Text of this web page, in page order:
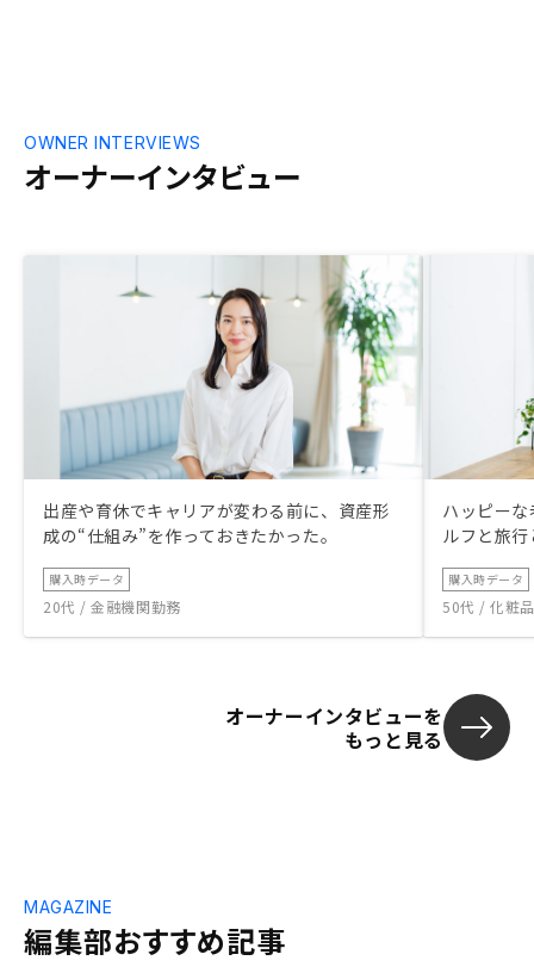
オーナーインタビュー
OWNER INTERVIEWS
出産や育休でキャリアが変わる前に、資産形
成の“仕組み”を作っておきたかった。
購入時データ
20代 / 金融機関勤務
ハッピー
ルフと旅
購入時データ
50代 / 化粧
オーナーインタビューを
もっと見る
編集部おすすめ記事
MAGAZINE